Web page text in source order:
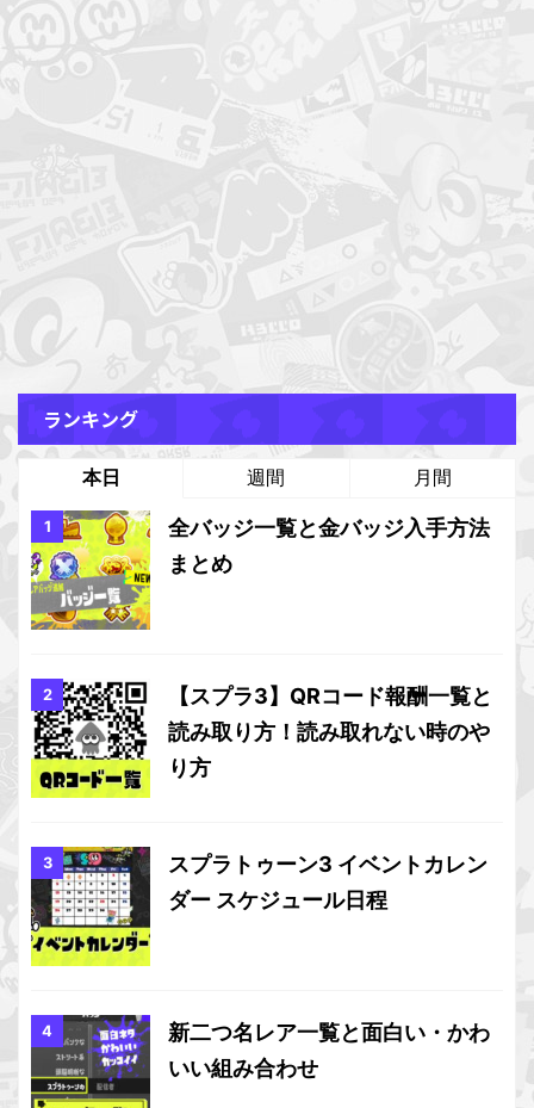
ランキング
本日 週間 月間
全バッジ一覧と金バッジ入手方法
まとめ
【スプラ3】QRコード報酬一覧と
読み取り方！読み取れない時のや
り方
スプラトゥーン3 イベントカレン
ダー スケジュール日程
新二つ名レア一覧と面白い・かわ
いい組み合わせ